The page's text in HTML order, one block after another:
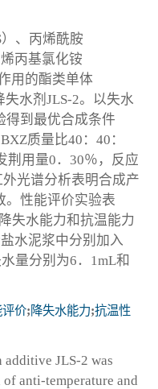
、丙烯酰胺
丙基氯化铵
用的酯类单体
失水剂JLS-2。以失水
得到最优合成条件
质量比40：40：
荆用量0．30％，反应
光谱分析表明合成产
。性能评价实验表
失水能力和抗温能力
水泥浆中分别加入
量分别为6．1mL和
价;降失水能力;抗温性
JLS-2 was
anti-temperature and